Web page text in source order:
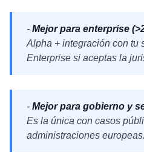
- Mejor para enterprise
Alpha + integración con tu
Enterprise si aceptas la
- Mejor para gobierno y
Es la única con casos
administraciones europeas.